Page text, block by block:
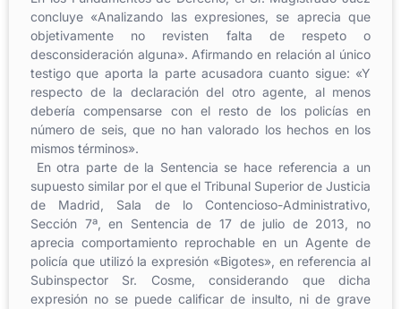
concluye «Analizando las expresiones, se aprecia que
objetivamente no revisten falta de respeto o
desconsideración alguna». Afirmando en relación al único
testigo que aporta la parte acusadora cuanto sigue: «Y
respecto de la declaración del otro agente, al menos
debería compensarse con el resto de los policías en
número de seis, que no han valorado los hechos en los
mismos términos».
En otra parte de la Sentencia se hace referencia a un
supuesto similar por el que el Tribunal Superior de Justicia
de Madrid, Sala de lo Contencioso-Administrativo,
Sección 7ª, en Sentencia de 17 de julio de 2013, no
aprecia comportamiento reprochable en un Agente de
policía que utilizó la expresión «Bigotes», en referencia al
Subinspector Sr. Cosme, considerando que dicha
expresión no se puede calificar de insulto, ni de grave